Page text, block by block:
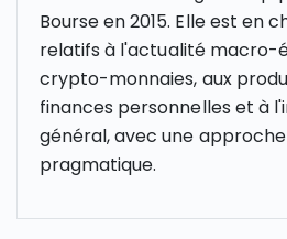
Bourse en 2015. Elle est en
relatifs à l'actualité macro-
crypto-monnaies, aux
finances personnelles et à
général, avec une
pragmatique.